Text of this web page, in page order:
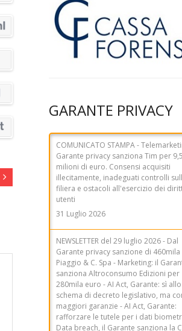
GARANTE PRIVACY
COMUNICATO STAMPA -
utenti
NEWSLETTER del 29 luglio 2026 - Dal
Garante privacy sanzione di 460mila a
Piaggio & C. Spa - Marketing: il
sanziona Altroconsumo Edizioni per
280mila euro - AI Act, Garante: sì allo
maggiori garanzie - AI Act, Garante:
rafforzare le tutele per i dati
Data breach, il Garante sanziona la
Metropolitana di Sassari
29 Luglio 2026
COMUNICATO STAMPA - Il Garante
sanziona Lusha per 2 milioni di euro.
Monitorati e in vendita i dati di un
numero di persone